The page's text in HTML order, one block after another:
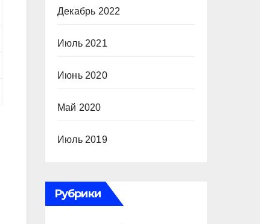
Декабрь 2022
Июль 2021
Июнь 2020
Май 2020
Июль 2019
Рубрики